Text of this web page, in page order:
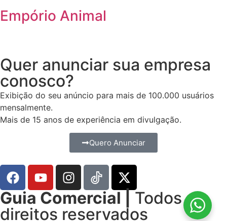
Empório Animal
Quer anunciar sua empresa
conosco?
Exibição do seu anúncio para mais de 100.000 usuários
mensalmente.
Mais de 15 anos de experiência em divulgação.
Quero Anunciar
Guia Comercial |
Todos os
direitos reservados